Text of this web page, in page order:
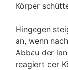
Körper
Hingegen
an, wenn
Abbau der
reagiert der